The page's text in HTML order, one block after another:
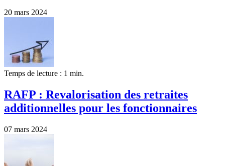
20 mars 2024
Temps de lecture : 1 min.
RAFP : Revalorisation des retraites
additionnelles pour les fonctionnaires
07 mars 2024